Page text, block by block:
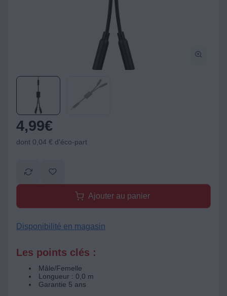
4,99€
dont 0,04 € d'éco-part
Ajouter au panier
Disponibilité en magasin
Les points clés :
Mâle/Femelle
Longueur : 0,0 m
Garantie 5 ans